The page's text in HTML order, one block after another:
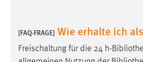
[FAQ-FRAGE] Wie erhalte ich
Freischaltung für die 24 h-
Facebook Pixel
Name: _fbp